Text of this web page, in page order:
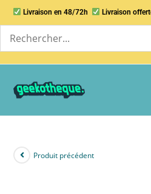
Livraison en 48/72h Livraison
Produit précédent